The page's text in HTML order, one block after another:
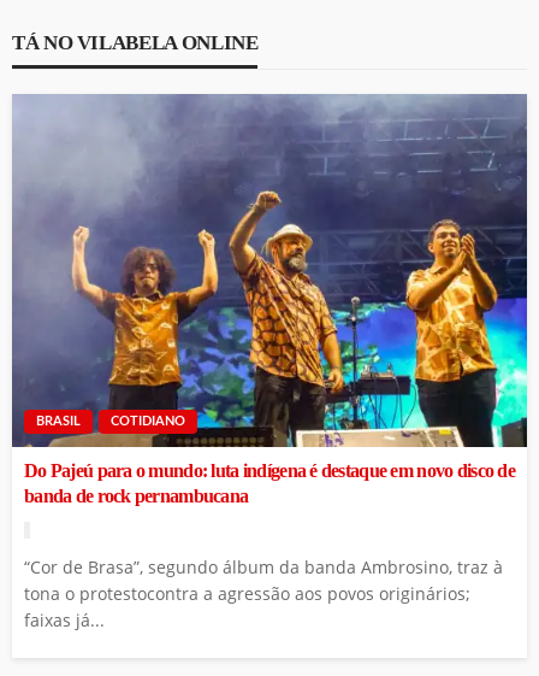
TÁ NO VILABELA ONLINE
BRASIL COTIDIANO
Do Pajeú para o mundo: luta indígena é destaque em novo disco de
banda de rock pernambucana
“Cor de Brasa”, segundo álbum da banda Ambrosino, traz à
tona o protestocontra a agressão aos povos originários;
faixas já...